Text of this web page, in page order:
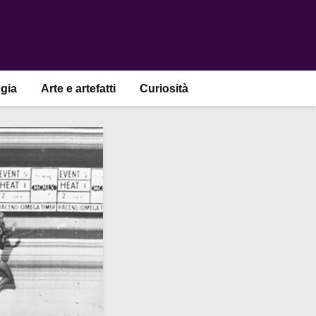
Arte e artefatti Curiosità